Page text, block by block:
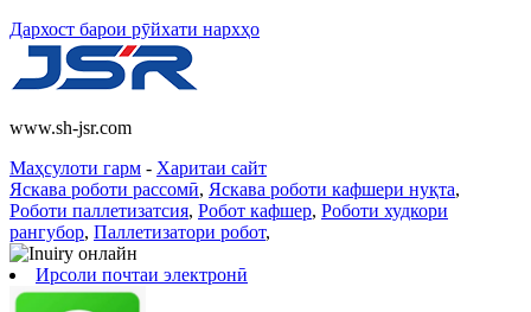
Дархост барои рӯйхати нархҳо
www.sh-jsr.com
Маҳсулоти гарм - Харитаи сайт
Яскава роботи рассомӣ, Яскава роботи кафшери нуқта,
Роботи паллетизатсия, Робот кафшер, Роботи худкори
рангубор, Паллетизатори робот,
Ирсоли почтаи электронӣ